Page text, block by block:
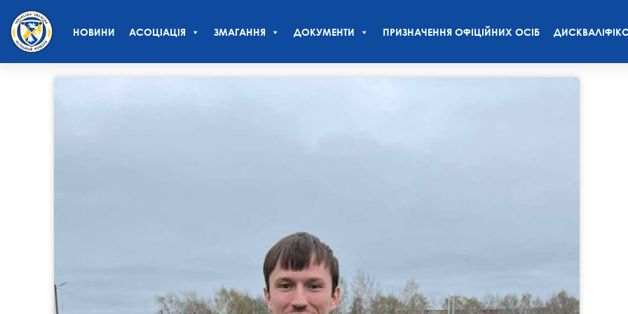
НОВИНИ АСОЦІАЦІЯ ЗМАГАННЯ ДОКУМЕНТИ ПРИЗНАЧЕННЯ ОФІЦІЙНИХ ОСІБ